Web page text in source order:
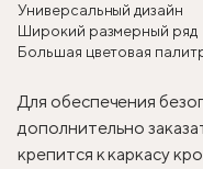
Универсальный дизайн
Широкий размерный ряд
Большая цветовая
Для обеспечения
дополнительно
крепится к каркасу